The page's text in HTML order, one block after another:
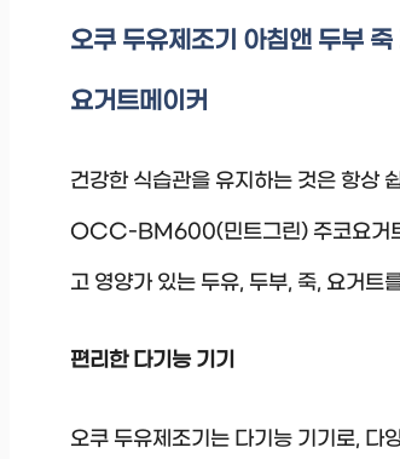
오쿠 두유제조기 아침앤 두부
요거트메이커
건강한 식습관을 유지하는 것은 항상
OCC-BM600(민트그린) 주코요거트
고 영양가 있는 두유, 두부, 죽, 요거트
편리한 다기능 기기
오쿠 두유제조기는 다기능 기기로, 다